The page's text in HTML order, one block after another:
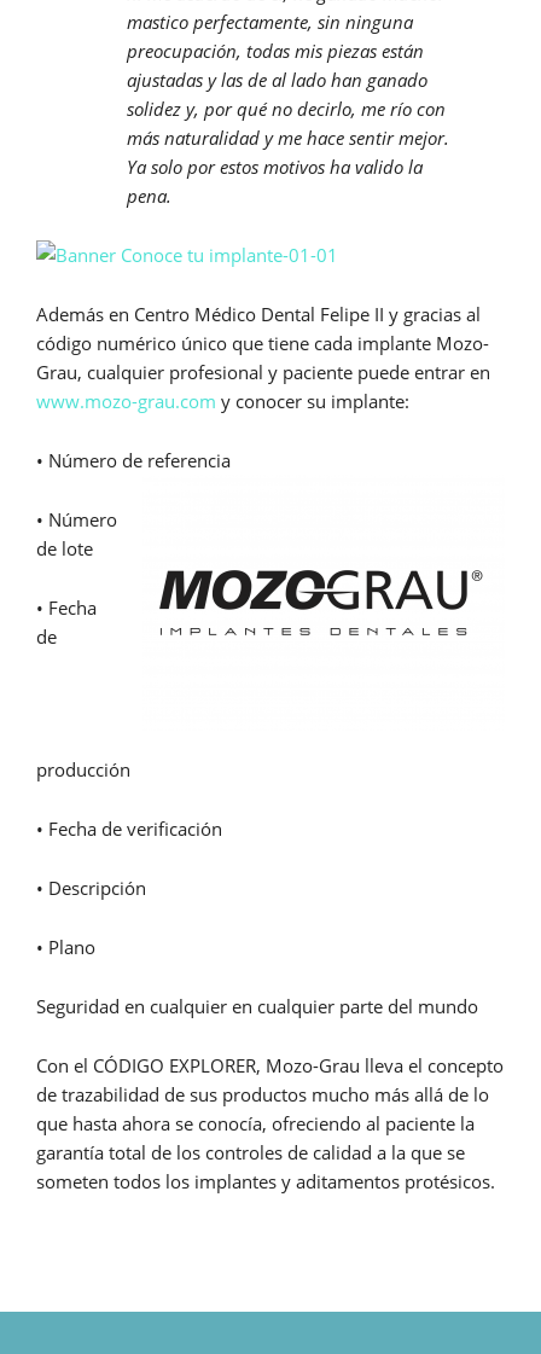
mastico perfectamente, sin ninguna
preocupación, todas mis piezas están
ajustadas y las de al lado han ganado
solidez y, por qué no decirlo, me río con
más naturalidad y me hace sentir mejor.
Ya solo por estos motivos ha valido la
pena.
Además en Centro Médico Dental Felipe II y gracias al
código numérico único que tiene cada implante Mozo-
Grau, cualquier profesional y paciente puede entrar en
www.mozo-grau.com y conocer su implante:
• Número de referencia
• Número
de lote
• Fecha
de
producción
• Fecha de verificación
• Descripción
• Plano
Seguridad en cualquier en cualquier parte del mundo
Con el CÓDIGO EXPLORER, Mozo-Grau lleva el concepto
de trazabilidad de sus productos mucho más allá de lo
que hasta ahora se conocía, ofreciendo al paciente la
garantía total de los controles de calidad a la que se
someten todos los implantes y aditamentos protésicos.